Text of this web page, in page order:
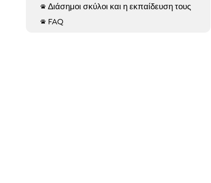
 Διάσημοι σκύλοι και η εκπαίδευση τους
 FAQ